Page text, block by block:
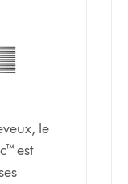
le
est